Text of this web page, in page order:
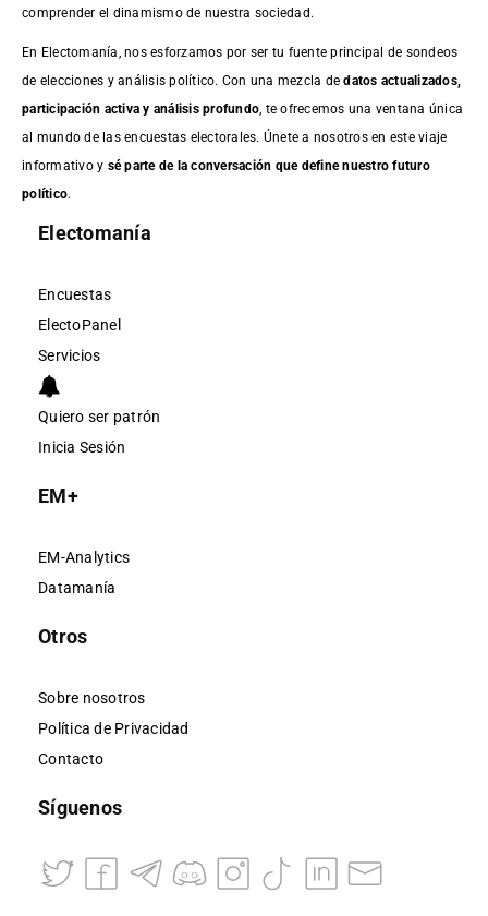
comprender el dinamismo de nuestra sociedad.
En Electomanía, nos esforzamos por ser tu fuente principal de sondeos
de elecciones y análisis político. Con una mezcla dedatos actualizados,
participación activa y análisis profundo , te ofrecemos una ventana única
al mundo de las encuestas electorales. Únete a nosotros en este viaje
informativo y sé parte de la conversación que define nuestro futuro
político.
Electomanía
Encuestas
ElectoPanel
Servicios
Quiero ser patrón
Inicia Sesión
EM+
EM-Analytics
Datamanía
Otros
Sobre nosotros
Política de Privacidad
Contacto
Síguenos